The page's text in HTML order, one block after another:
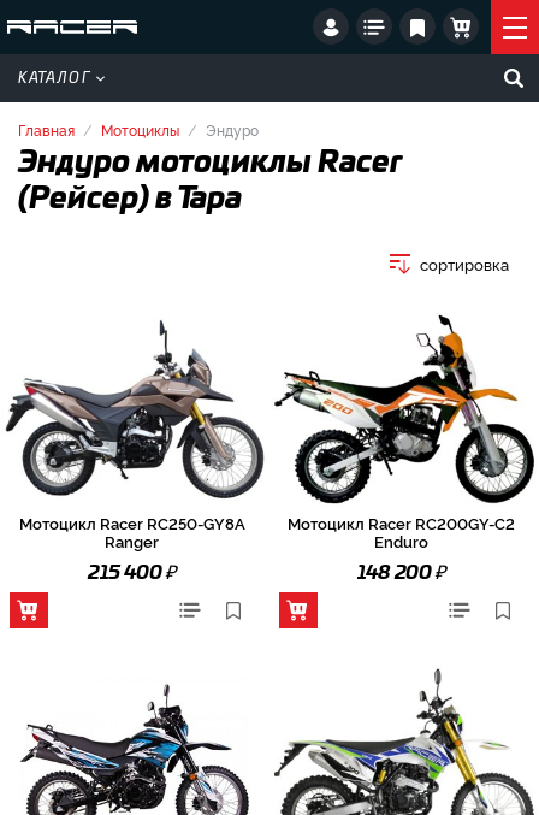
КАТАЛОГ
Главная Мотоциклы Эндуро
Эндуро мотоциклы Racer
(Рейсер) в Тара
сортировка
Мотоцикл Racer RC250-GY8A
Ranger
215 400₽
Мотоцикл Racer RC200GY-C2
Enduro
148 200₽